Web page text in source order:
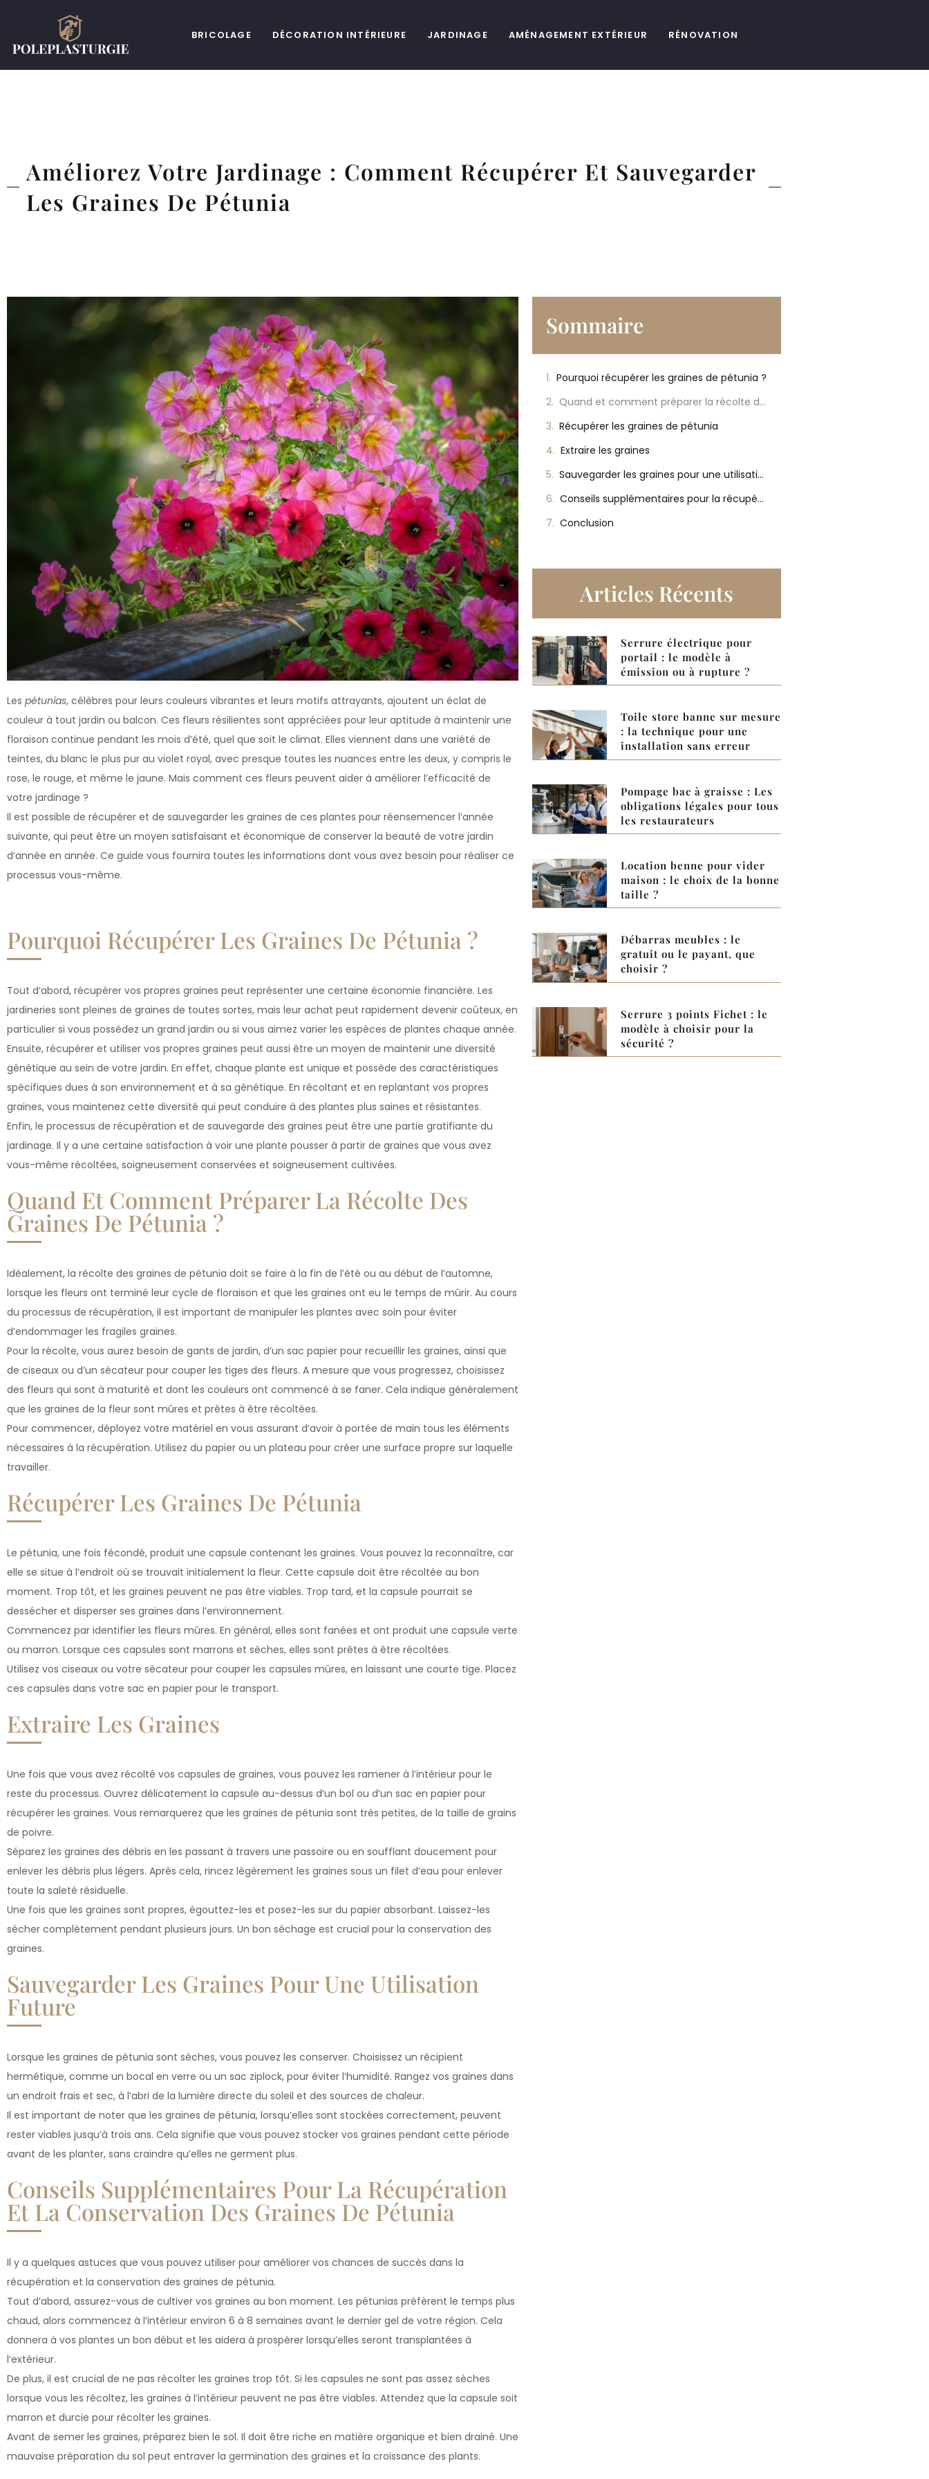
BRICOLAGE DÉCORATION INTÉRIEURE JARDINAGE AMÉNAGEMENT EXTÉRIEUR RÉNOVATION
Améliorez Votre Jardinage : Comment Récupérer Et Sauvegarder
Les Graines De Pétunia
Les pétunias, célèbres pour leurs couleurs vibrantes et leurs motifs attrayants, ajoutent un éclat de
couleur à tout jardin ou balcon. Ces fleurs résilientes sont appréciées pour leur aptitude à maintenir une
floraison continue pendant les mois d’été, quel que soit le climat. Elles viennent dans une variété de
teintes, du blanc le plus pur au violet royal, avec presque toutes les nuances entre les deux, y compris le
rose, le rouge, et même le jaune. Mais comment ces fleurs peuvent aider à améliorer l’efficacité de
votre jardinage ?
Il est possible de récupérer et de sauvegarder les graines de ces plantes pour réensemencer l’année
suivante, qui peut être un moyen satisfaisant et économique de conserver la beauté de votre jardin
d’année en année. Ce guide vous fournira toutes les informations dont vous avez besoin pour réaliser ce
processus vous-même.
Pourquoi Récupérer Les Graines De Pétunia ?
Tout d’abord, récupérer vos propres graines peut représenter une certaine économie financière. Les
jardineries sont pleines de graines de toutes sortes, mais leur achat peut rapidement devenir coûteux, en
particulier si vous possédez un grand jardin ou si vous aimez varier les espèces de plantes chaque année.
Ensuite, récupérer et utiliser vos propres graines peut aussi être un moyen de maintenir une diversité
génétique au sein de votre jardin. En effet, chaque plante est unique et possède des caractéristiques
spécifiques dues à son environnement et à sa génétique. En récoltant et en replantant vos propres
graines, vous maintenez cette diversité qui peut conduire à des plantes plus saines et résistantes.
Enfin, le processus de récupération et de sauvegarde des graines peut être une partie gratifiante du
jardinage. Il y a une certaine satisfaction à voir une plante pousser à partir de graines que vous avez
vous-même récoltées, soigneusement conservées et soigneusement cultivées.
Quand Et Comment Préparer La Récolte Des
Graines De Pétunia ?
Idéalement, la récolte des graines de pétunia doit se faire à la fin de l’été ou au début de l’automne,
lorsque les fleurs ont terminé leur cycle de floraison et que les graines ont eu le temps de mûrir. Au cours
du processus de récupération, il est important de manipuler les plantes avec soin pour éviter
d’endommager les fragiles graines.
Pour la récolte, vous aurez besoin de gants de jardin, d’un sac papier pour recueillir les graines, ainsi que
de ciseaux ou d’un sécateur pour couper les tiges des fleurs. A mesure que vous progressez, choisissez
des fleurs qui sont à maturité et dont les couleurs ont commencé à se faner. Cela indique généralement
que les graines de la fleur sont mûres et prêtes à être récoltées.
Pour commencer, déployez votre matériel en vous assurant d’avoir à portée de main tous les éléments
nécessaires à la récupération. Utilisez du papier ou un plateau pour créer une surface propre sur laquelle
travailler.
Récupérer Les Graines De Pétunia
Le pétunia, une fois fécondé, produit une capsule contenant les graines. Vous pouvez la reconnaître, car
elle se situe à l’endroit où se trouvait initialement la fleur. Cette capsule doit être récoltée au bon
moment. Trop tôt, et les graines peuvent ne pas être viables. Trop tard, et la capsule pourrait se
dessécher et disperser ses graines dans l’environnement.
Commencez par identifier les fleurs mûres. En général, elles sont fanées et ont produit une capsule verte
ou marron. Lorsque ces capsules sont marrons et sèches, elles sont prêtes à être récoltées.
Utilisez vos ciseaux ou votre sécateur pour couper les capsules mûres, en laissant une courte tige. Placez
ces capsules dans votre sac en papier pour le transport.
Extraire Les Graines
Une fois que vous avez récolté vos capsules de graines, vous pouvez les ramener à l’intérieur pour le
reste du processus. Ouvrez délicatement la capsule au-dessus d’un bol ou d’un sac en papier pour
récupérer les graines. Vous remarquerez que les graines de pétunia sont très petites, de la taille de grains
de poivre.
Séparez les graines des débris en les passant à travers une passoire ou en soufflant doucement pour
enlever les débris plus légers. Après cela, rincez légèrement les graines sous un filet d’eau pour enlever
toute la saleté résiduelle.
Une fois que les graines sont propres, égouttez-les et posez-les sur du papier absorbant. Laissez-les
sécher complètement pendant plusieurs jours. Un bon séchage est crucial pour la conservation des
graines.
Sauvegarder Les Graines Pour Une Utilisation
Future
Lorsque les graines de pétunia sont sèches, vous pouvez les conserver. Choisissez un récipient
hermétique, comme un bocal en verre ou un sac ziplock, pour éviter l’humidité. Rangez vos graines dans
un endroit frais et sec, à l’abri de la lumière directe du soleil et des sources de chaleur.
Il est important de noter que les graines de pétunia, lorsqu’elles sont stockées correctement, peuvent
rester viables jusqu’à trois ans. Cela signifie que vous pouvez stocker vos graines pendant cette période
avant de les planter, sans craindre qu’elles ne germent plus.
Conseils Supplémentaires Pour La Récupération
Et La Conservation Des Graines De Pétunia
Il y a quelques astuces que vous pouvez utiliser pour améliorer vos chances de succès dans la
récupération et la conservation des graines de pétunia.
Tout d’abord, assurez-vous de cultiver vos graines au bon moment. Les pétunias préfèrent le temps plus
chaud, alors commencez à l’intérieur environ 6 à 8 semaines avant le dernier gel de votre région. Cela
donnera à vos plantes un bon début et les aidera à prospérer lorsqu’elles seront transplantées à
l’extérieur.
De plus, il est crucial de ne pas récolter les graines trop tôt. Si les capsules ne sont pas assez sèches
lorsque vous les récoltez, les graines à l’intérieur peuvent ne pas être viables. Attendez que la capsule soit
marron et durcie pour récolter les graines.
Avant de semer les graines, préparez bien le sol. Il doit être riche en matière organique et bien drainé. Une
mauvaise préparation du sol peut entraver la germination des graines et la croissance des plants.
Sommaire
Pourquoi récupérer les graines de pétunia ?
Quand et comment préparer la récolte des graines de pétunia ?
Récupérer les graines de pétunia
Extraire les graines
Sauvegarder les graines pour une utilisation future
Conseils supplémentaires pour la récupération et la conservation des graines de pétunia
Conclusion
Articles Récents
Serrure électrique pour
portail : le modèle à
émission ou à rupture ?
Toile store banne sur mesure
: la technique pour une
installation sans erreur
Pompage bac à graisse : Les
obligations légales pour tous
les restaurateurs
Location benne pour vider
maison : le choix de la bonne
taille ?
Débarras meubles : le
gratuit ou le payant, que
choisir ?
Serrure 3 points Fichet : le
modèle à choisir pour la
sécurité ?